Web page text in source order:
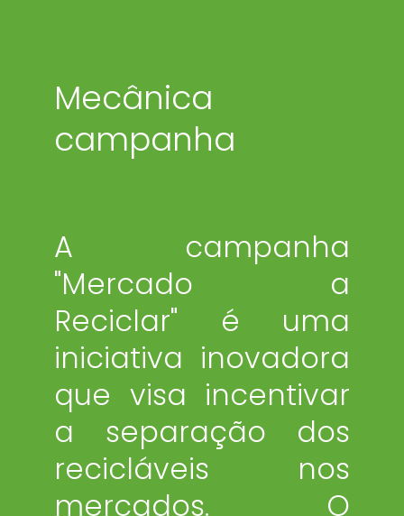
Mecânica
campanha
A campanha
"Mercado a
Reciclar" é uma
iniciativa inovadora
que visa incentivar
a separação dos
recicláveis nos
mercados. O